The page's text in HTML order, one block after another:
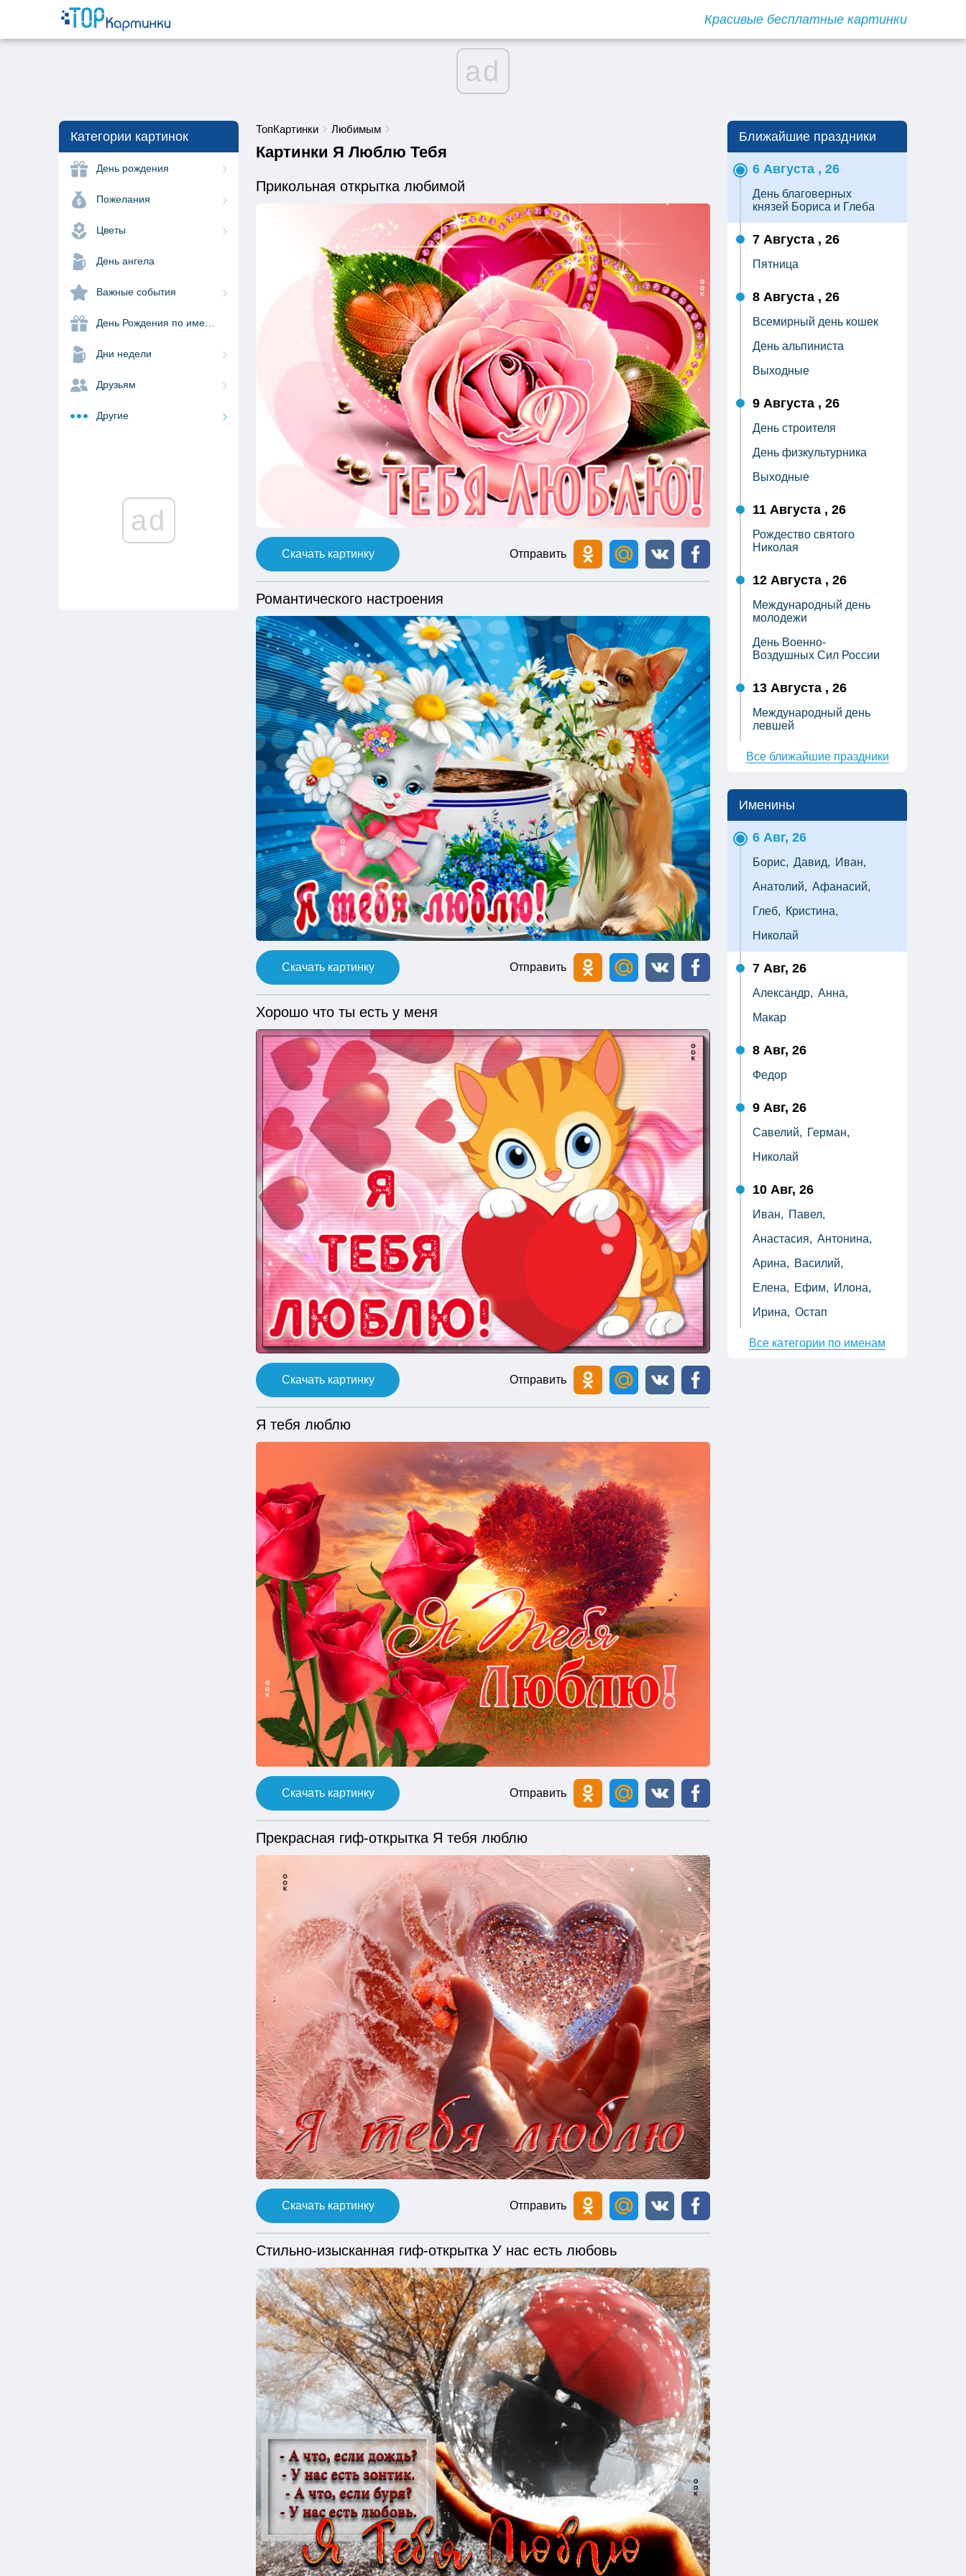
Красивые бесплатные картинки
ad
Категории картинок
День рождения
Пожелания
Цветы
День ангела
Важные события
Дни недели
Друзьям
Другие
ad
ТопКартинки Любимым
Картинки Я Люблю Тебя
Прикольная открытка любимой
Скачать картинку Отправить
Романтического настроения
Скачать картинку Отправить
Хорошо что ты есть у меня
Скачать картинку Отправить
Я тебя люблю
Скачать картинку Отправить
Прекрасная гиф-открытка Я тебя люблю
Скачать картинку Отправить
Стильно-изысканная гиф-открытка У нас есть любовь
Ближайшие праздники
6 Августа , 26
День благоверных
князей Бориса и Глеба
7 Августа , 26
Пятница
8 Августа , 26
Всемирный день кошек
День альпиниста
Выходные
9 Августа , 26
День строителя
День физкультурника
Выходные
11 Августа , 26
Рождество святого
Николая
12 Августа , 26
Международный день
молодежи
День Военно-
Воздушных Сил России
13 Августа , 26
Международный день
левшей
Все ближайшие праздники
Именины
6 Авг, 26
Борис, Давид, Иван,
Анатолий, Афанасий,
Глеб, Кристина,
Николай
7 Авг, 26
Александр, Анна,
Макар
8 Авг, 26
Федор
9 Авг, 26
Савелий, Герман,
Николай
10 Авг, 26
Иван, Павел,
Анастасия, Антонина,
Арина, Василий,
Елена, Ефим, Илона,
Ирина, Остап
Все категории по именам